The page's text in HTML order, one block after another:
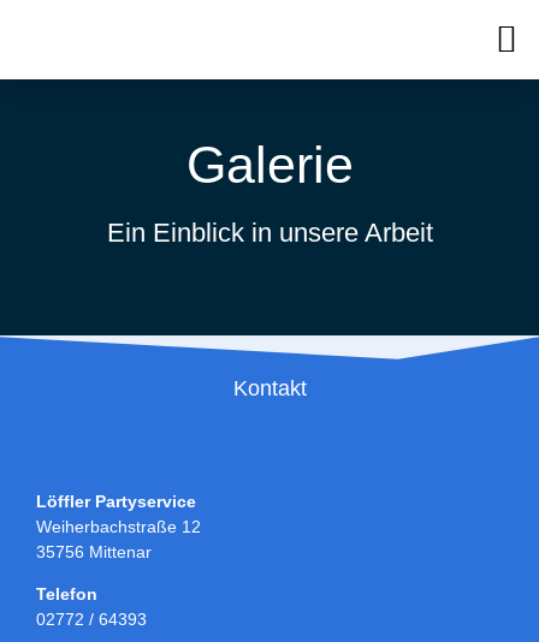
Galerie
Ein Einblick in unsere Arbeit
Kontakt
Löffler Partyservice
Weiherbachstraße 12
35756 Mittenar
Telefon
02772 / 64393